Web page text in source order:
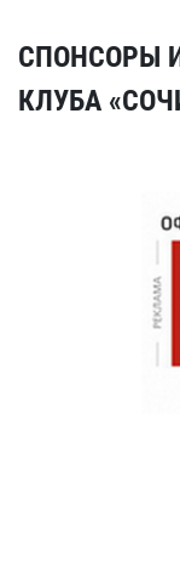
СПОНСОРЫ
КЛУБА